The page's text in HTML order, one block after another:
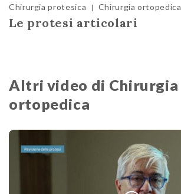
Chirurgia protesica | Chirurgia ortopedica
Le protesi articolari
Altri video di Chirurgia
ortopedica